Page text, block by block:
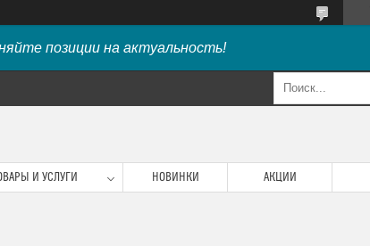
позиции на актуальность!
И УСЛУГИ НОВИНКИ АКЦИИ